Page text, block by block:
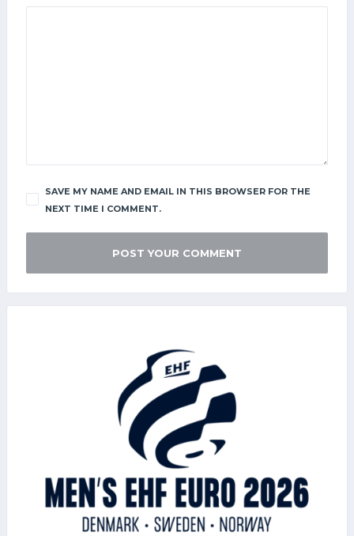
SAVE MY NAME AND EMAIL IN THIS BROWSER FOR THE
NEXT TIME I COMMENT.